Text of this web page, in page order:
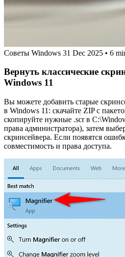
Советы Windows 31 Dec 2025 • 6
Вернуть классические
Windows 11
Вы можете добавить старые
в Windows 11: скачайте ZIP с
скопируйте нужные .scr в
права администратора), затем
скринсейвера. Если появятся
совместимость и права доступа.